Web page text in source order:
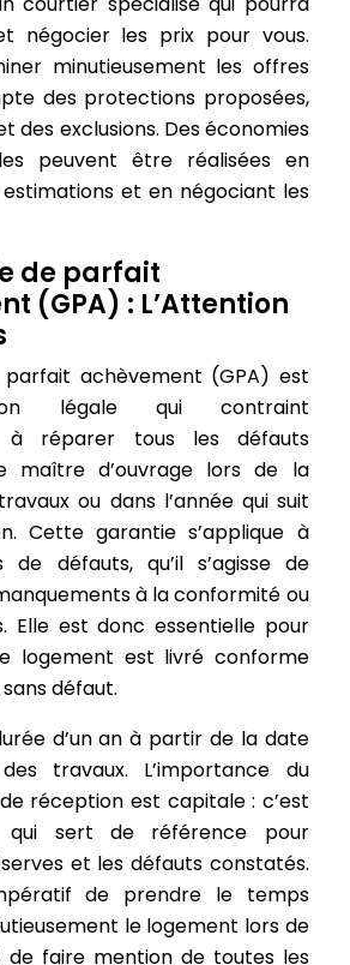
négocier les prix pour vous.
minutieusement les offres
des protections proposées,
des exclusions. Des économies
peuvent être réalisées en
et en négociant les
de parfait
(GPA) : L’Attention
achèvement (GPA) est
légale qui contraint
à réparer tous les défauts
maître d’ouvrage lors de la
ou dans l’année qui suit
Cette garantie s’applique à
défauts, qu’il s’agisse de
à la conformité ou
Elle est donc essentielle pour
logement est livré conforme
défaut.
d’un an à partir de la date
travaux. L’importance du
réception est capitale : c’est
qui sert de référence pour
et les défauts constatés.
de prendre le temps
le logement lors de
faire mention de toutes les